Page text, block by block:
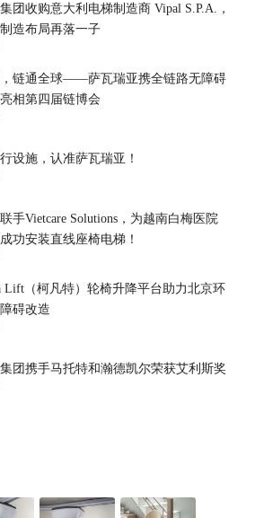
团收购意大利电梯制造商 Vipal S.P.A.，
造布局再落一子
链通全球——萨瓦瑞亚携全链路无障碍
相第四届链博会
设施，认准萨瓦瑞亚！
手Vietcare Solutions，为越南白梅医院
功安装直线座椅电梯！
Lift（柯凡特）轮椅升降平台助力北京环
碍改造
团携手马托特和瀚德凯尔荣获艾利斯奖